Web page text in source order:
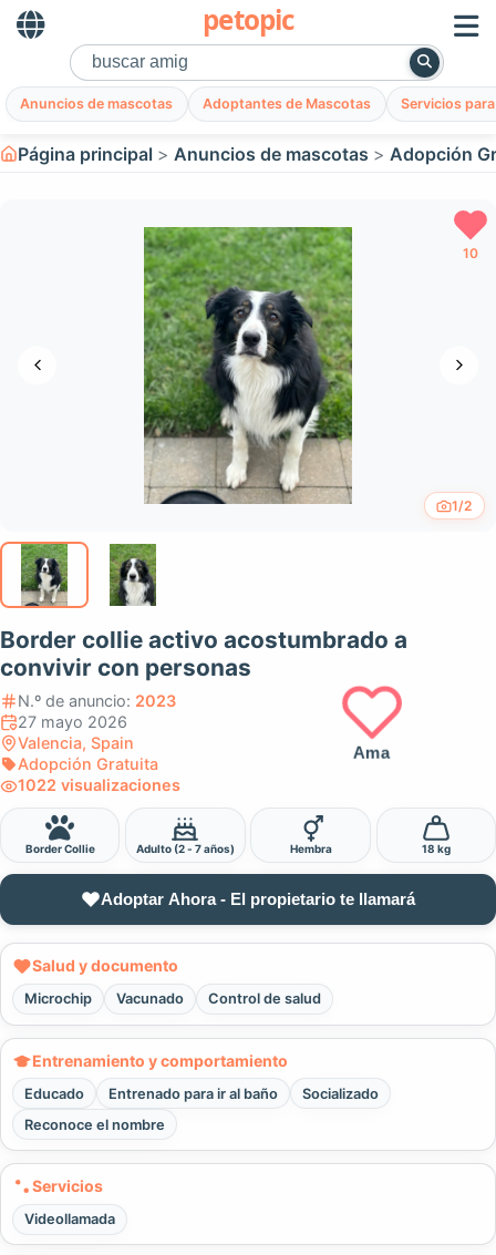
petopic
Anuncios de mascotas Adoptantes de Mascotas Servicios
Página principal Anuncios de mascotas Adopción
1/2
10
Border collie activo acostumbrado a
convivir con personas
N.º de anuncio: 2023
27 mayo 2026
Valencia, Spain
Adopción Gratuita
1022 visualizaciones
Ama
Border Collie Adulto (2 - 7 años) Hembra 18 kg
Adoptar Ahora - El propietario te llamará
Salud y documento
Microchip Vacunado Control de salud
Entrenamiento y comportamiento
Educado Entrenado para ir al baño
Socializado
Reconoce el nombre
Servicios
Videollamada